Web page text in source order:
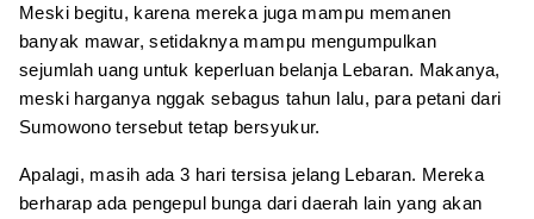
Meski begitu, karena mereka juga mampu memanen
banyak mawar, setidaknya mampu mengumpulkan
sejumlah uang untuk keperluan belanja Lebaran. Makanya,
meski harganya nggak sebagus tahun lalu, para petani dari
Sumowono tersebut tetap bersyukur.
Apalagi, masih ada 3 hari tersisa jelang Lebaran. Mereka
berharap ada pengepul bunga dari daerah lain yang akan